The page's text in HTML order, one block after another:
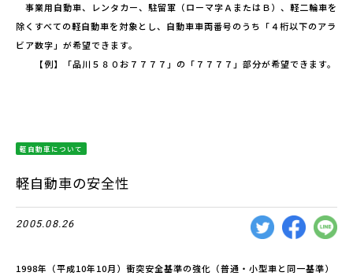
事業用自動車、レンタカー、駐留軍（ローマ字ＡまたはＢ）、軽二輪車を
除くすべての軽自動車を対象とし、自動車車両番号のうち「４桁以下のアラ
ビア数字」が希望できます。
【例】「品川５８０お７７７７」の「７７７７」部分が希望できます。
軽自動車について
軽自動車の安全性
2005.08.26
1998年（平成10年10月）衝突安全基準の強化（普通・小型車と同一基準）